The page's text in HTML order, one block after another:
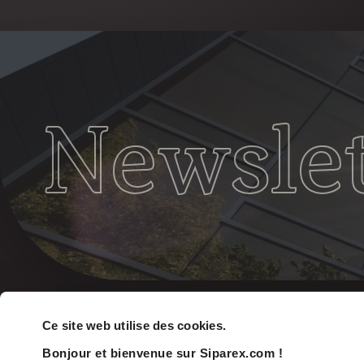
Ce site web utilise des cookies.
Bonjour et bienvenue sur Siparex.com !